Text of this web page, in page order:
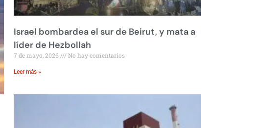
Israel bombardea el sur de Beirut, y mata a
líder de Hezbollah
7 de mayo, 2026 No hay comentarios
Leer más »